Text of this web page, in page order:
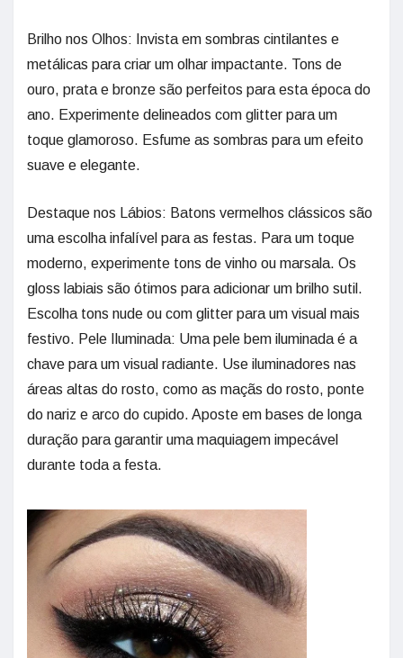
Brilho nos Olhos: Invista em sombras cintilantes e
metálicas para criar um olhar impactante. Tons de
ouro, prata e bronze são perfeitos para esta época do
ano. Experimente delineados com glitter para um
toque glamoroso. Esfume as sombras para um efeito
suave e elegante.
Destaque nos Lábios: Batons vermelhos clássicos são
uma escolha infalível para as festas. Para um toque
moderno, experimente tons de vinho ou marsala. Os
gloss labiais são ótimos para adicionar um brilho sutil.
Escolha tons nude ou com glitter para um visual mais
festivo. Pele Iluminada: Uma pele bem iluminada é a
chave para um visual radiante. Use iluminadores nas
áreas altas do rosto, como as maçãs do rosto, ponte
do nariz e arco do cupido. Aposte em bases de longa
duração para garantir uma maquiagem impecável
durante toda a festa.